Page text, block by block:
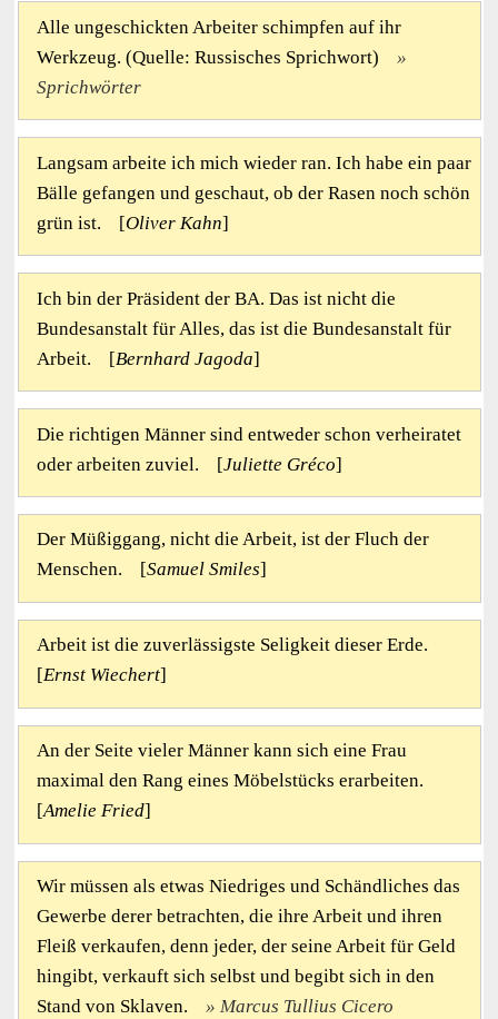
Alle ungeschickten Arbeiter schimpfen auf ihr
Werkzeug. (Quelle: Russisches Sprichwort)
Sprichwörter
Langsam arbeite ich mich wieder ran. Ich habe ein paar
Bälle gefangen und geschaut, ob der Rasen noch schön
grün ist. [Oliver Kahn]
Ich bin der Präsident der BA. Das ist nicht die
Bundesanstalt für Alles, das ist die Bundesanstalt für
Arbeit. [Bernhard Jagoda]
Die richtigen Männer sind entweder schon verheiratet
oder arbeiten zuviel. [Juliette Gréco]
Der Müßiggang, nicht die Arbeit, ist der Fluch der
Menschen. [Samuel Smiles]
Arbeit ist die zuverlässigste Seligkeit dieser Erde.
[Ernst Wiechert]
An der Seite vieler Männer kann sich eine Frau
maximal den Rang eines Möbelstücks erarbeiten.
[Amelie Fried]
Wir müssen als etwas Niedriges und Schändliches das
Gewerbe derer betrachten, die ihre Arbeit und ihren
Fleiß verkaufen, denn jeder, der seine Arbeit für Geld
hingibt, verkauft sich selbst und begibt sich in den
Stand von Sklaven.
Marcus Tullius Cicero